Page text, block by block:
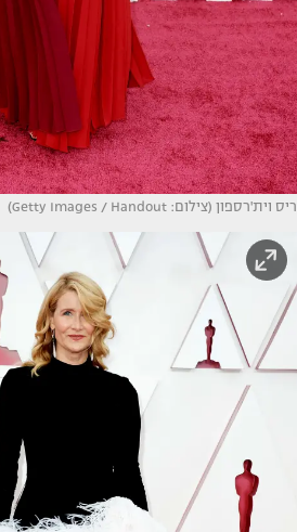
ריס וית'רספון (צילום: Getty Images / Handout)